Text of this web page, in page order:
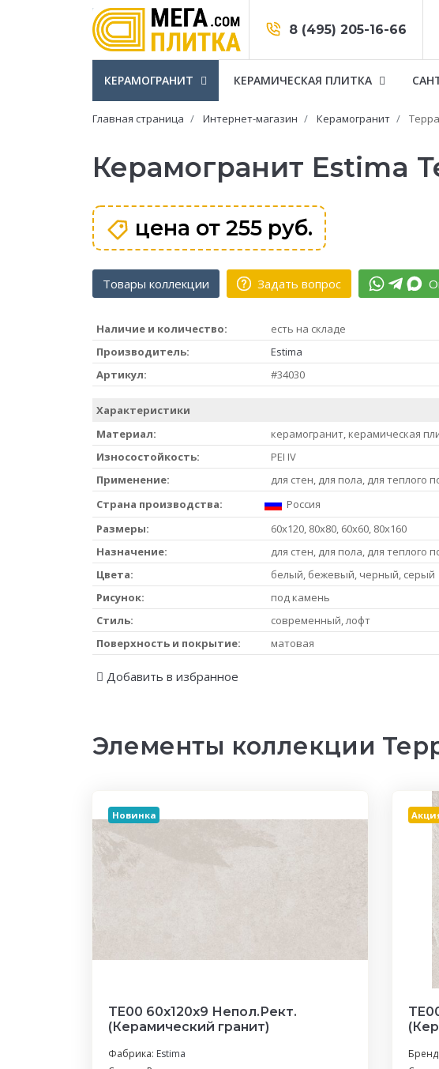
8 (495) 205-16-66
КЕРАМОГРАНИТ КЕРАМИЧЕСКАЯ ПЛИТКА
Главная страница Интернет-магазин Керамогранит Терра
Керамогранит Estima
цена от 255 руб.
Товары коллекции Задать вопрос
Наличие и количество:
есть на складе
Производитель:
Estima
Артикул:
#34030
Характеристики
Материал:
керамогранит, керамическая
Износостойкость:
PEI IV
Применение:
для стен, для пола, для теплого
Страна производства:
Россия
Размеры:
60x120, 80x80, 60x60, 80x160
Назначение:
для стен, для пола, для теплого
Цвета:
белый, бежевый, черный, серый
Рисунок:
под камень
Стиль:
современный, лофт
Поверхность и покрытие:
матовая
Добавить в избранное
Элементы коллекции
Новинка
TE00 60x120x9 Непол.Рект.
(Керамический гранит)
Фабрика: Estima
Бренд: